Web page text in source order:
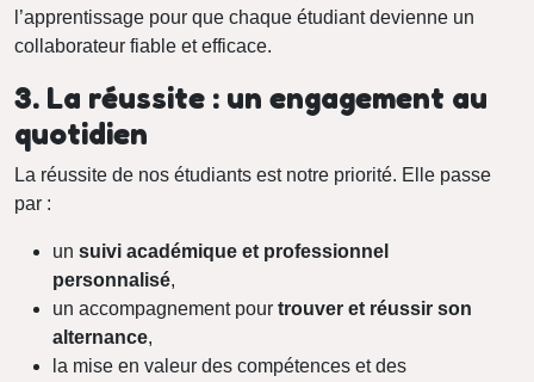
l’apprentissage pour que chaque étudiant devienne un
collaborateur fiable et efficace.
3. La réussite : un engagement au
quotidien
La réussite de nos étudiants est notre priorité. Elle passe
par :
un suivi académique et professionnel
personnalisé,
un accompagnement pour trouver et réussir son
alternance,
la mise en valeur des compétences et des